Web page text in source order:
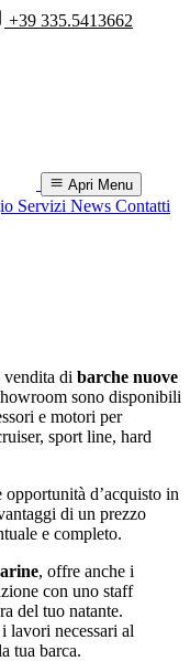
+39 335.5413662
Apri Menu
Servizi News Contatti
vendita di barche nuove
sono disponibili
e motori per
sport line, hard
d’acquisto in
di un prezzo
e completo.
, offre anche i
con uno staff
del tuo natante.
lavori necessari al
tua barca.